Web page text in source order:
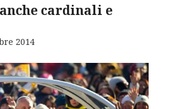
anche cardinali e
2014